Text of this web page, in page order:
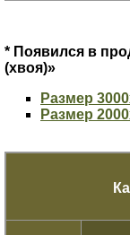
* Появился в
(хвоя)»
Размер
Размер